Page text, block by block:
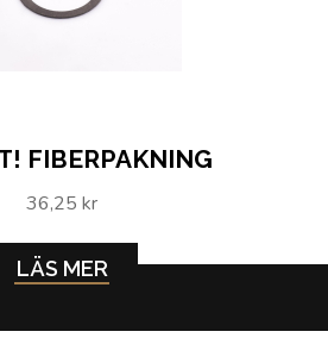
FIBERPAKNING
36,25 kr
LÄS MER